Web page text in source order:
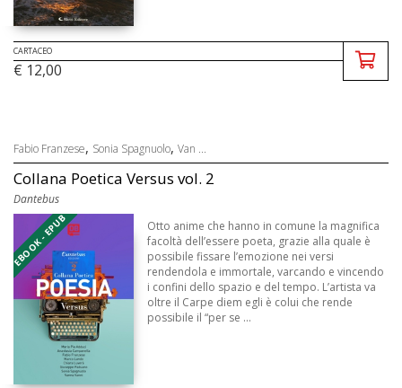
CARTACEO
€ 12,00
Fabio Franzese, Sonia Spagnuolo, Van ...
Collana Poetica Versus vol. 2
Dantebus
EBOOK - EPUB
Otto anime che hanno in comune la magnifica
facoltà dell’essere poeta, grazie alla quale è
possibile fissare l’emozione nei versi
rendendola e immortale, varcando e vincendo
i confini dello spazio e del tempo. L’artista va
oltre il Carpe diem egli è colui che rende
possibile il “per se ...